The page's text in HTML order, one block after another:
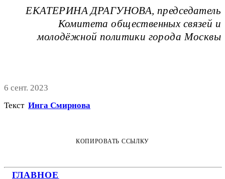
ГЛАВНОЕ
ЕКАТЕРИНА ДРАГУНОВА, председатель
Комитета общественных связей и
молодёжной политики города Москвы
6 сент. 2023
Текст Инга Смирнова
КОПИРОВАТЬ ССЫЛКУ